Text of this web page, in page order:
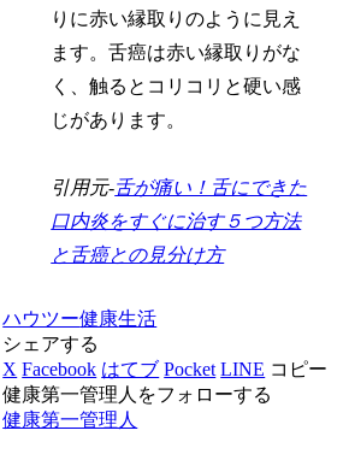
りに赤い縁取りのように見え
ます。舌癌は赤い縁取りがな
く、触るとコリコリと硬い感
じがあります。
引用元-舌が痛い！舌にできた
口内炎をすぐに治す５つ方法
と舌癌との見分け方
ハウツー健康生活
シェアする
X Facebook はてブ Pocket LINE コピー
健康第一管理人をフォローする
健康第一管理人